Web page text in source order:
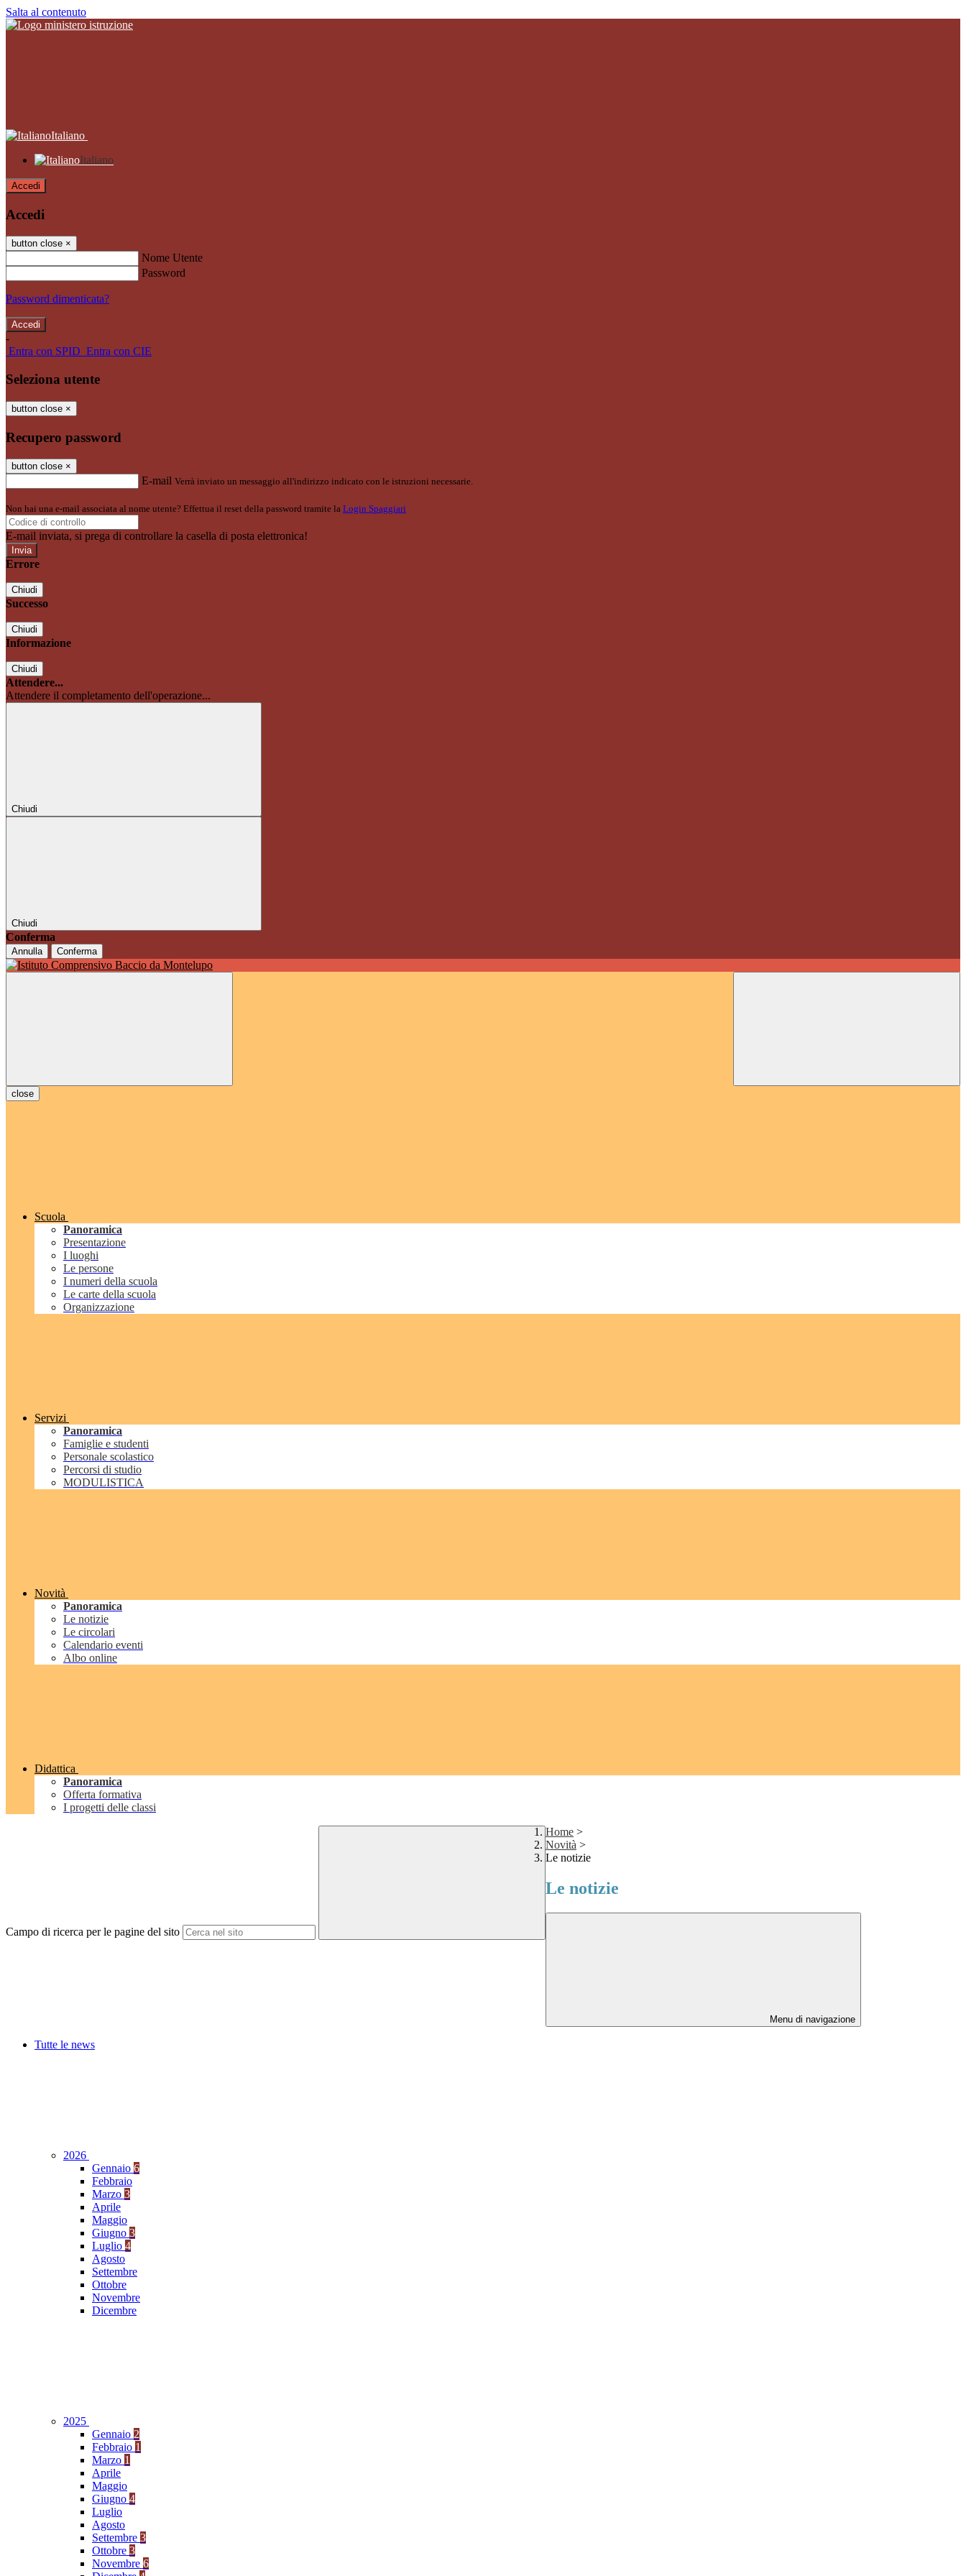
Salta al contenuto
Italiano
Italiano
Accedi
Accedi
button close ×
Nome Utente
Password
Password dimenticata?
-
Entra con SPID Entra con CIE
Seleziona utente
button close ×
Recupero password
button close ×
E-mail Verrà inviato un messaggio all'indirizzo indicato con le istruzioni necessarie.
Non hai una e-mail associata al nome utente? Effettua il reset della password tramite la Login Spaggiari
E-mail inviata, si prega di controllare la casella di posta elettronica!
Errore
Chiudi
Successo
Chiudi
Informazione
Chiudi
Attendere...
Attendere il completamento dell'operazione...
Chiudi
Chiudi
Conferma
Annulla Conferma
close
Scuola
Panoramica
Presentazione
I luoghi
Le persone
I numeri della scuola
Le carte della scuola
Organizzazione
Servizi
Panoramica
Famiglie e studenti
Personale scolastico
Percorsi di studio
MODULISTICA
Novità
Panoramica
Le notizie
Le circolari
Calendario eventi
Albo online
Didattica
Panoramica
Offerta formativa
I progetti delle classi
Campo di ricerca per le pagine del sito
Home >
Novità >
Le notizie
Le notizie
Menu di navigazione
Tutte le news
2026
Gennaio 6
Febbraio
Marzo 3
Aprile
Maggio
Giugno 3
Luglio 4
Agosto
Settembre
Ottobre
Novembre
Dicembre
2025
Gennaio 2
Febbraio 1
Marzo 1
Aprile
Maggio
Giugno 4
Luglio
Agosto
Settembre 3
Ottobre 3
Novembre 6